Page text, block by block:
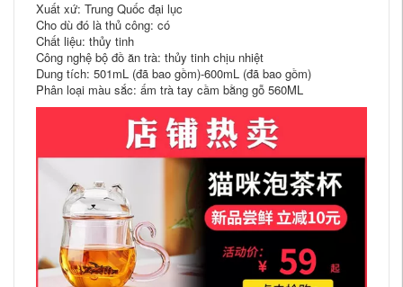
Xuất xứ: Trung Quốc đại lục
Cho dù đó là thủ công: có
Chất liệu: thủy tinh
Công nghệ bộ đồ ăn trà: thủy tinh chịu nhiệt
Dung tích: 501mL (đã bao gồm)-600mL (đã bao gồm)
Phân loại màu sắc: ấm trà tay cầm bằng gỗ 560ML